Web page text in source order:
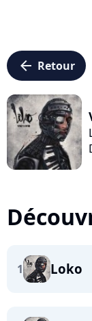
arrow_left Retour
1 Loko